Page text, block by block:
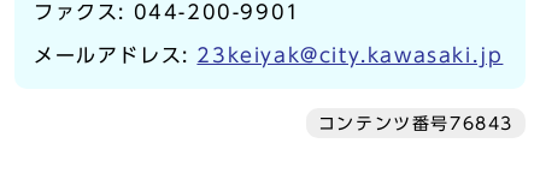
ファクス: 044-200-9901
メールアドレス: 23keiyak@city.kawasaki.jp
コンテンツ番号76843